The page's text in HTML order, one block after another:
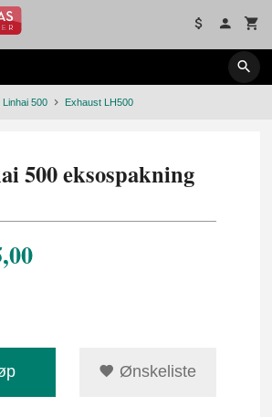
Linhai 500 Exhaust LH500
500 eksospakning
Ønskeliste